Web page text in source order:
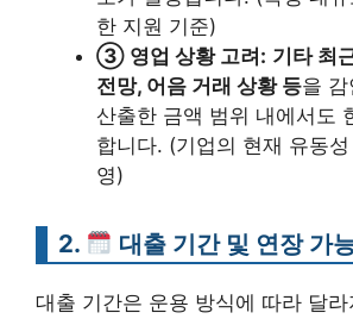
한 지원 기준)
③ 영업 상황 고려: 기타 최
전망, 어음 거래 상황 등을 감
산출한 금액 범위 내에서도
합니다. (기업의 현재 유동
영)
2. 대출 기간 및 연장 가
대출 기간은 운용 방식에 따라 달